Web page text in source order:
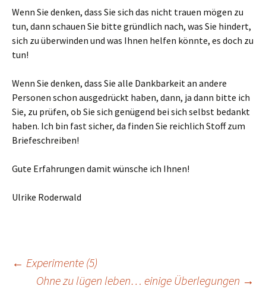
Wenn Sie denken, dass Sie sich das nicht trauen mögen zu
tun, dann schauen Sie bitte gründlich nach, was Sie hindert,
sich zu überwinden und was Ihnen helfen könnte, es doch zu
tun!
Wenn Sie denken, dass Sie alle Dankbarkeit an andere
Personen schon ausgedrückt haben, dann, ja dann bitte ich
Sie, zu prüfen, ob Sie sich genügend bei sich selbst bedankt
haben. Ich bin fast sicher, da finden Sie reichlich Stoff zum
Briefeschreiben!
Gute Erfahrungen damit wünsche ich Ihnen!
Ulrike Roderwald
Beitragsnavigation
← Experimente (5)
Ohne zu lügen leben… einige Überlegungen →